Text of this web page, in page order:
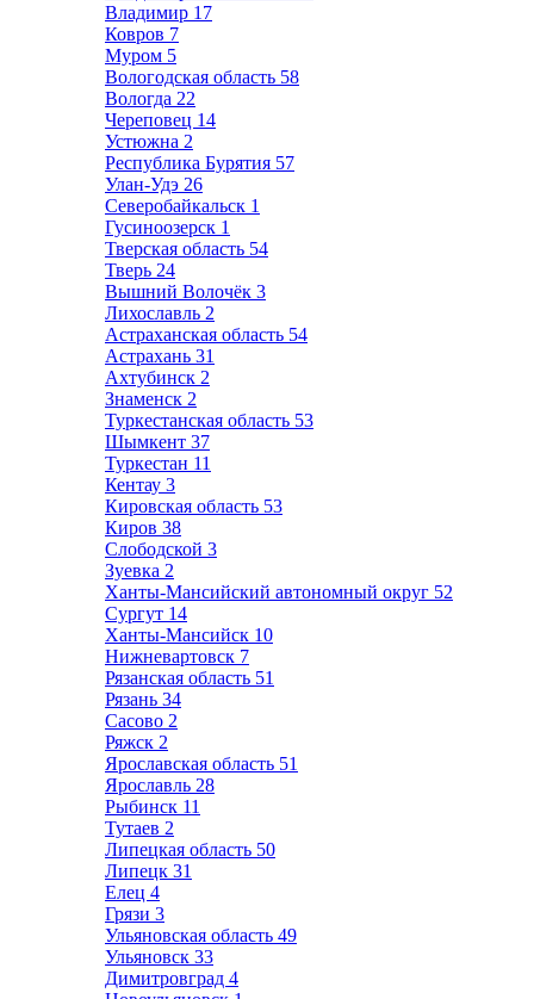
Владимир 17
Ковров 7
Муром 5
Вологодская область 58
Вологда 22
Череповец 14
Устюжна 2
Республика Бурятия 57
Улан-Удэ 26
Северобайкальск 1
Гусиноозерск 1
Тверская область 54
Тверь 24
Вышний Волочёк 3
Лихославль 2
Астраханская область 54
Астрахань 31
Ахтубинск 2
Знаменск 2
Туркестанская область 53
Шымкент 37
Туркестан 11
Кентау 3
Кировская область 53
Киров 38
Слободской 3
Зуевка 2
Ханты-Мансийский автономный округ 52
Сургут 14
Ханты-Мансийск 10
Нижневартовск 7
Рязанская область 51
Рязань 34
Сасово 2
Ряжск 2
Ярославская область 51
Ярославль 28
Рыбинск 11
Тутаев 2
Липецкая область 50
Липецк 31
Елец 4
Грязи 3
Ульяновская область 49
Ульяновск 33
Димитровград 4